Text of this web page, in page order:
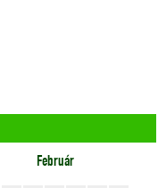
Február